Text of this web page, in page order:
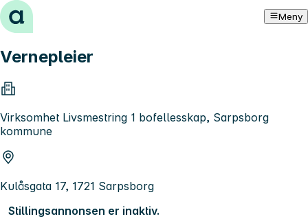
Hopp til innhold Meny
Vernepleier
Virksomhet Livsmestring 1 bofellesskap, Sarpsborg
kommune
Kulåsgata 17, 1721 Sarpsborg
Stillingsannonsen er inaktiv.